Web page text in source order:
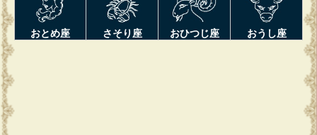
おとめ座 さそり座 おひつじ座 おうし座